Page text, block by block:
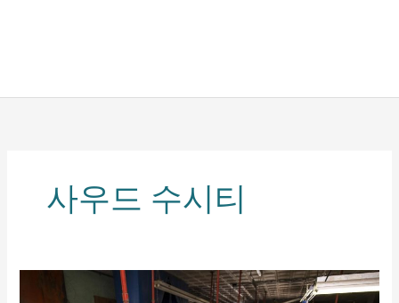
사우드 수시티